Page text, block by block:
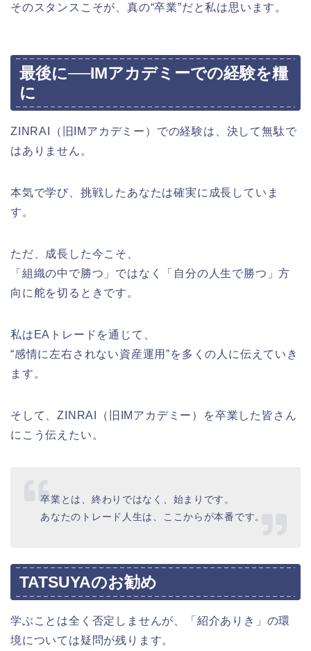
そのスタンスこそが、真の“卒業”だと私は思います。
最後に──IMアカデミーでの経験を糧
に
ZINRAI（旧IMアカデミー）での経験は、決して無駄で
はありません。
本気で学び、挑戦したあなたは確実に成長していま
す。
ただ、成長した今こそ、
「組織の中で勝つ」ではなく「自分の人生で勝つ」方
向に舵を切るときです。
私はEAトレードを通じて、
“感情に左右されない資産運用”を多くの人に伝えていき
ます。
そして、ZINRAI（旧IMアカデミー）を卒業した皆さん
にこう伝えたい。
卒業とは、終わりではなく、始まりです。
あなたのトレード人生は、ここからが本番です。
TATSUYAのお勧め
学ぶことは全く否定しませんが、「紹介ありき」の環
境については疑問が残ります。